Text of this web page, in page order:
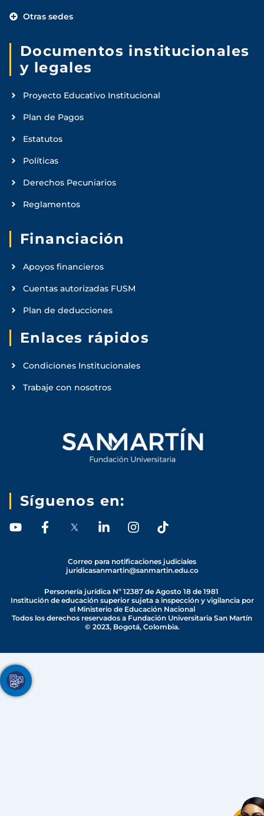
Otras sedes
Documentos institucionales
y legales
Proyecto Educativo Institucional
Plan de Pagos
Estatutos
Políticas
Derechos Pecuniarios
Reglamentos
Financiación
Apoyos financieros
Cuentas autorizadas FUSM
Plan de deducciones
Enlaces rápidos
Condiciones Institucionales
Trabaje con nosotros
Síguenos en:
Y
e
F
o
o
k
-
L
k
e
d
i
n
-
n
I
t
a
g
r
a
m
T
t
o
k
Correo para notificaciones judiciales
juridicasanmartin@sanmartin.edu.co
Personería jurídica Nº 12387 de Agosto 18 de 1981
Institución de educación superior sujeta a inspección y vigilancia por
el Ministerio de Educación Nacional
Todos los derechos reservados a Fundación Universitaria San Martín
© 2023, Bogotá, Colombia.
Youtube
Facebook
Twitter
TikTok
Instagram